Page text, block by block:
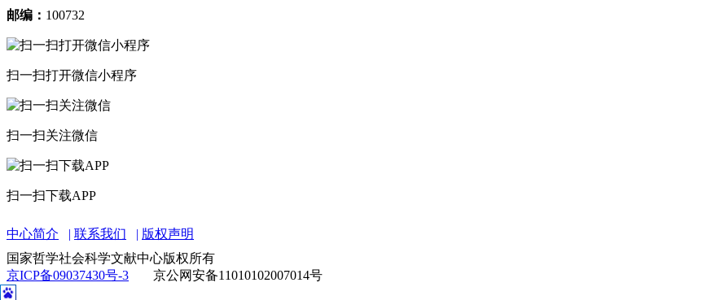
邮编： 100732
扫一扫打开微信小程序
扫一扫关注微信
扫一扫下载APP
中心简介 联系我们
版权声明
国家哲学社会科学文献中心版权所有
京ICP备09037430号-3
京公网安备11010102007014号